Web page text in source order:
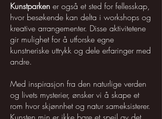
Kunstparken er også et sted for fellesskap,
hvor besøkende kan delta i workshops og
kreative arrangementer. Disse aktivitetene
gir mulighet for å utforske egne
kunstneriske uttrykk og dele erfaringer med
andre.
Med inspirasjon fra den naturlige verden
og livets mysterier, ønsker vi å skape et
rom hvor skjønnhet og natur sameksisterer.